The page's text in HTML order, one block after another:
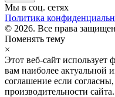
Мы в соц. сетях
Политика
© 2026. Все права
Поменять тему
×
Этот веб-сайт использует
вам наиболее
соглашение если
производительности сайта.